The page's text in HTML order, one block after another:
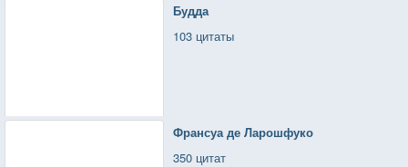
Будда
103 цитаты
Франсуа де Ларошфуко
350 цитат